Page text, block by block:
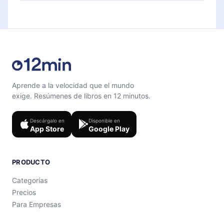
Siéntete libre de contactarnos en
Aprende a la velocidad que el mundo
exige. Resúmenes de libros en 12 minutos.
Descárgalo en
App Store
Disponible en
Google Play
PRODUCTO
Categorías
Precios
Para Empresas